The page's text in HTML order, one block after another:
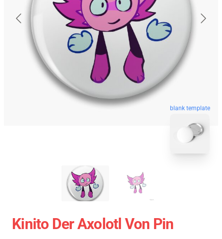
blank template
Kinito Der Axolotl Von Pin